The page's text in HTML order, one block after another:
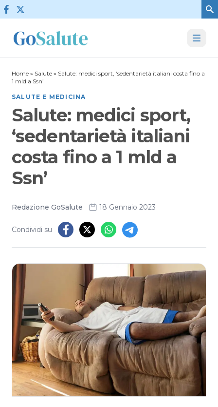
Vai al contenuto
Home » Salute » Salute: medici sport, ‘sedentarietà italiani costa fino a
1 mld a Ssn’
SALUTE E MEDICINA
Salute: medici sport,
‘sedentarietà italiani
costa fino a 1 mld a
Ssn’
Redazione GoSalute 18 Gennaio 2023
Condividi su